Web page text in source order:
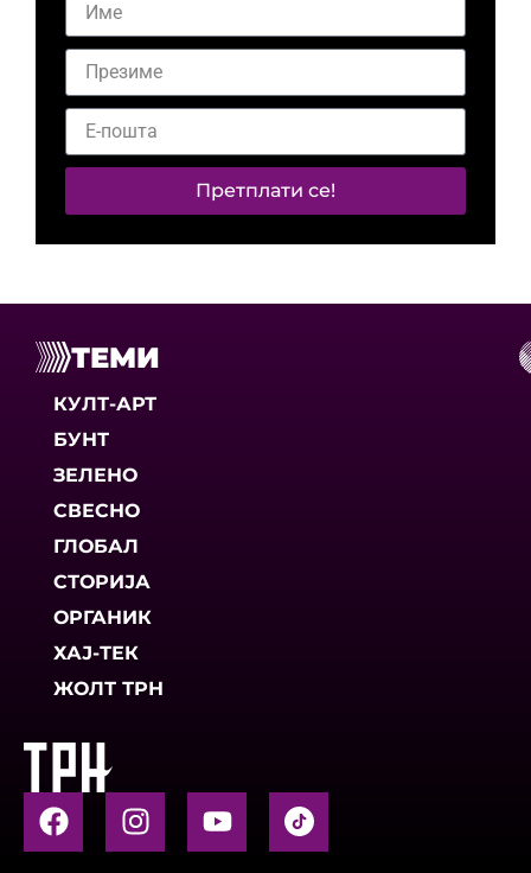
Претплати се!
ТЕМИ
КУЛТ-АРТ
БУНТ
ЗЕЛЕНО
СВЕСНО
ГЛОБАЛ
СТОРИЈА
ОРГАНИК
ХАЈ-ТЕК
ЖОЛТ ТРН